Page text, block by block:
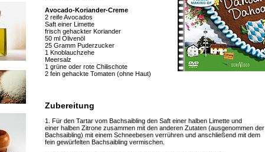
Avocado-Koriander-Creme
2 reife Avocados
Saft einer Limette
frisch gehackter Koriander
50 ml Olivenöl
25 Gramm Puderzucker
1 Knoblauchzehe
Meersalz
1 grüne oder rote Chilischote
2 fein gehackte Tomaten (ohne Haut)
Zubereitung
1. Für den Tartar vom Bachsaibling den Saft einer halben Limette und
einer halben Zitrone zusammen mit den anderen Zutaten (ausgenommen der
Bachsaibling) mit einem Schneebesen verrühren und anschließend mit dem
fein gewürfelten Bachsaibling vermischen.